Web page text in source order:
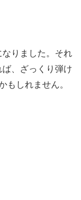
りました。それ
、ざっくり弾け
もしれません。